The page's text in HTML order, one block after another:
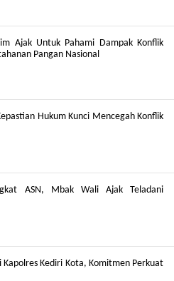
Ajak Untuk Pahami Dampak Konflik
Pangan Nasional
Hukum Kunci Mencegah Konflik
ASN, Mbak Wali Ajak Teladani
Kediri Kota, Komitmen Perkuat